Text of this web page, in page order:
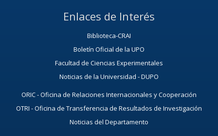
Enlaces de Interés
Biblioteca-CRAI
Boletín Oficial de la UPO
Facultad de Ciencias Experimentales
Noticias de la Universidad - DUPO
ORIC - Oficina de Relaciones Internacionales y Cooperación
OTRI - Oficina de Transferencia de Resultados de Investigación
Noticias del Departamento